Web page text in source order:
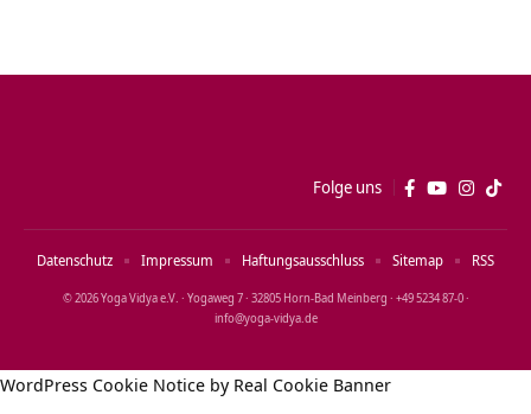
Folge uns
© 2026 Yoga Vidya e.V. · Yogaweg 7 · 32805 Horn‑Bad Meinberg · +49 5234 87‑0 ·
info@yoga‑vidya.de
Datenschutz Impressum Haftungsausschluss Sitemap RSS
WordPress Cookie Notice by Real Cookie Banner